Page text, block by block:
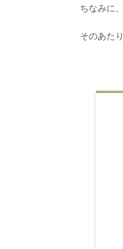
ちなみに
そのあた